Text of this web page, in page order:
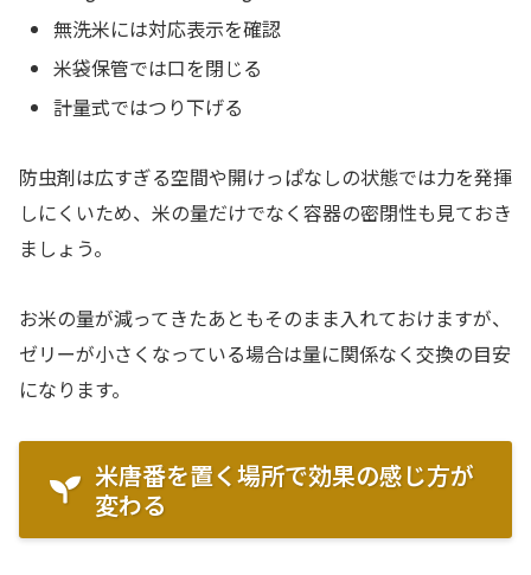
無洗米には対応表示を確認
米袋保管では口を閉じる
計量式ではつり下げる
防虫剤は広すぎる空間や開けっぱなしの状態では力を発揮
しにくいため、米の量だけでなく容器の密閉性も見ておき
ましょう。
お米の量が減ってきたあともそのまま入れておけますが、
ゼリーが小さくなっている場合は量に関係なく交換の目安
になります。
米唐番を置く場所で効果の感じ方が
変わる